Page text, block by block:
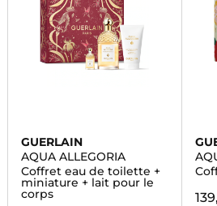
GUERLAIN
AQUA ALLEGORIA
Coffret eau de toilette +
miniature + lait pour le
corps